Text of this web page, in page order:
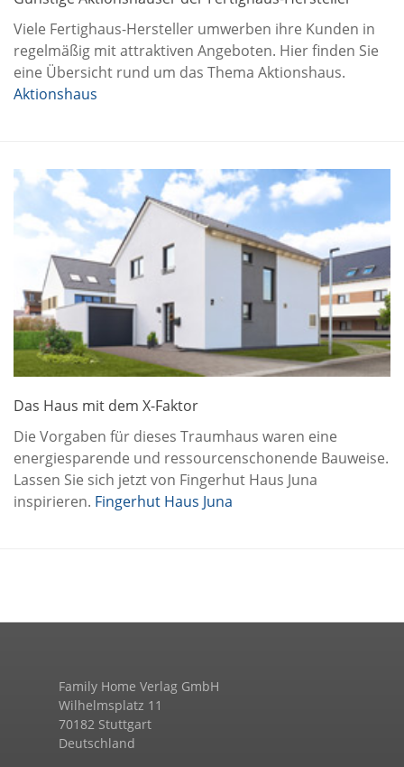
Viele Fertighaus-Hersteller umwerben ihre Kunden in
regelmäßig mit attraktiven Angeboten. Hier finden Sie
eine Übersicht rund um das Thema Aktionshaus.
Aktionshaus
Das Haus mit dem X-Faktor
Die Vorgaben für dieses Traumhaus waren eine
energiesparende und ressourcenschonende Bauweise.
Lassen Sie sich jetzt von Fingerhut Haus Juna
inspirieren. Fingerhut Haus Juna
Family Home Verlag GmbH
Wilhelmsplatz 11
70182 Stuttgart
Deutschland